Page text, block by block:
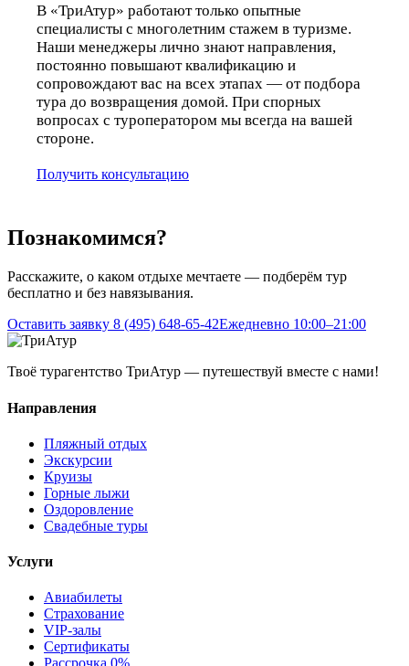
В «ТриАтур» работают только опытные
специалисты с многолетним стажем в туризме.
Наши менеджеры лично знают направления,
постоянно повышают квалификацию и
сопровождают вас на всех этапах — от подбора
тура до возвращения домой. При спорных
вопросах с туроператором мы всегда на вашей
стороне.
Получить консультацию
Познакомимся?
Расскажите, о каком отдыхе мечтаете — подберём тур
бесплатно и без навязывания.
Оставить заявку 8 (495) 648-65-42Ежедневно 10:00–21:00
Твоё турагентство ТриАтур — путешествуй вместе с нами!
Направления
Пляжный отдых
Экскурсии
Круизы
Горные лыжи
Оздоровление
Свадебные туры
Услуги
Авиабилеты
Страхование
VIP-залы
Сертификаты